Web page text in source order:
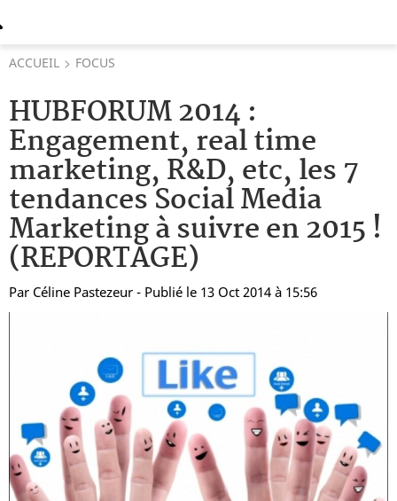
ACCUEIL FOCUS
HUBFORUM 2014 :
Engagement, real time
marketing, R&D, etc, les 7
tendances Social Media
Marketing à suivre en 2015 !
(REPORTAGE)
Par Céline Pastezeur - Publié le 13 Oct 2014 à 15:56